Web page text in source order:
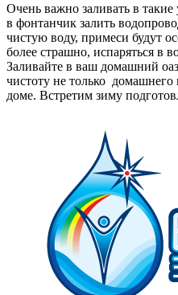
Очень важно заливать в
в фонтанчик залить
чистую воду, примеси будут
более страшно, испаряться в
Заливайте в ваш домашний
чистоту не только
доме. Встретим зиму